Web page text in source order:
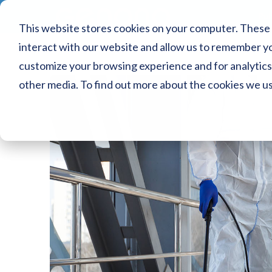
This website stores cookies on your computer.
interact with our website and allow us to remember
customize your browsing experience and for
other media. To find out more about the cookies we